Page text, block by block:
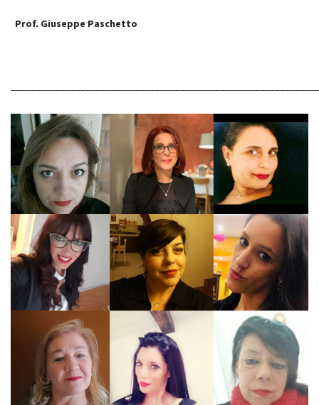
Prof. Giuseppe Paschetto